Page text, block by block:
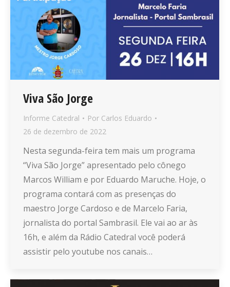
Viva São Jorge
Informe Catedral Por Carlos Eduardo
26 de dezembro de 2022
Nesta segunda-feira tem mais um programa
“Viva São Jorge” apresentado pelo cônego
Marcos William e por Eduardo Maruche. Hoje, o
programa contará com as presenças do
maestro Jorge Cardoso e de Marcelo Faria,
jornalista do portal Sambrasil. Ele vai ao ar às
16h, e além da Rádio Catedral você poderá
assistir pelo youtube nos canais…